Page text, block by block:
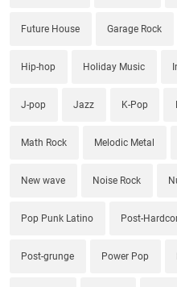
Future House Garage Rock
Hip-hop Holiday Music
J-pop Jazz K-Pop
Math Rock Melodic Metal
New wave Noise Rock
Pop Punk Latino Post-
Post-grunge Power Pop